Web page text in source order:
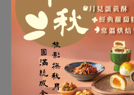
【預購8/10起出貨】宮保
土魠魚
NT$420NT$450